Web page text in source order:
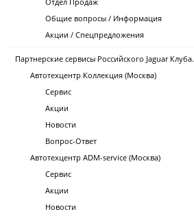
Общие вопросы / Информация
Акции / Спецпредложения
Партнерские сервисы Российского Jaguar Клуба.
Автотехцентр Коллекция (Москва)
Сервис
Акции
Новости
Вопрос-Ответ
Автотехцентр ADM-service (Москва)
Сервис
Акции
Новости